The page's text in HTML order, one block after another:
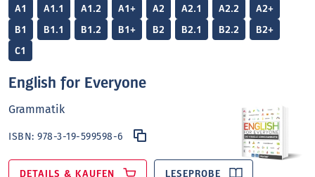
A1 A1.1 A1.2 A1+ A2 A2.1 A2.2 A2+
B1 B1.1 B1.2 B1+ B2 B2.1 B2.2 B2+
C1
English for Everyone
Grammatik
ISBN:978-3-19-599598-6
DETAILS & KAUFEN LESEPROBE